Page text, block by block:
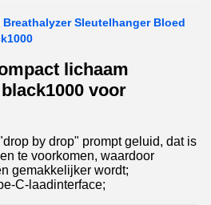
Breathalyzer Sleutelhanger Bloed
lichaam
voor
by drop" prompt geluid, dat is
te voorkomen, waardoor
gemakkelijker wordt;
C-laadinterface;